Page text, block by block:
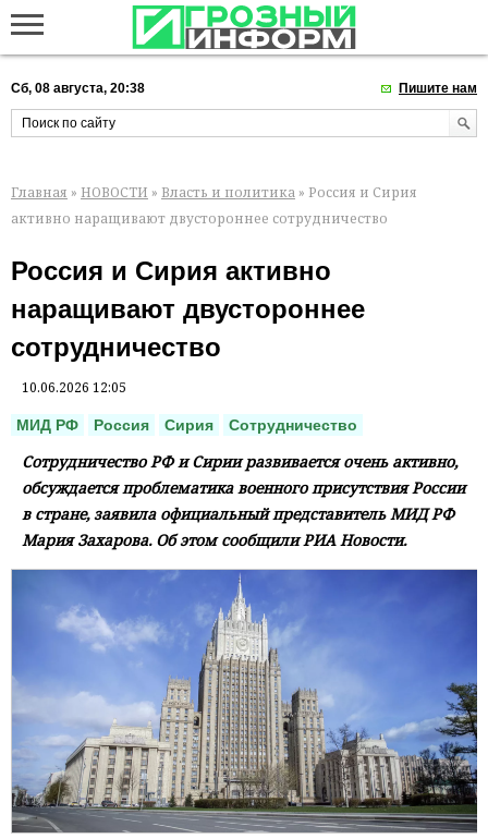
Сб, 08 августа, 20:38 Пишите нам
Главная » НОВОСТИ » Власть и политика » Россия и Сирия
активно наращивают двустороннее сотрудничество
Россия и Сирия активно
наращивают двустороннее
сотрудничество
10.06.2026 12:05
МИД РФ Россия Сирия Сотрудничество
Сотрудничество РФ и Сирии развивается очень активно,
обсуждается проблематика военного присутствия России
в стране, заявила официальный представитель МИД РФ
Мария Захарова. Об этом сообщили РИА Новости.